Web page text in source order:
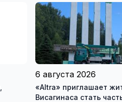
6 августа 2026
«Altra» приглашает
Висагинаса стать